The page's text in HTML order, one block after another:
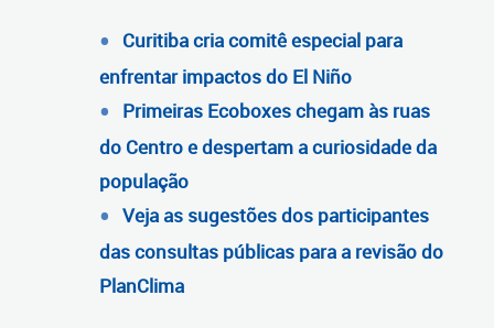
Curitiba cria comitê especial para
enfrentar impactos do El Niño
Primeiras Ecoboxes chegam às ruas
do Centro e despertam a curiosidade da
população
Veja as sugestões dos participantes
das consultas públicas para a revisão do
PlanClima